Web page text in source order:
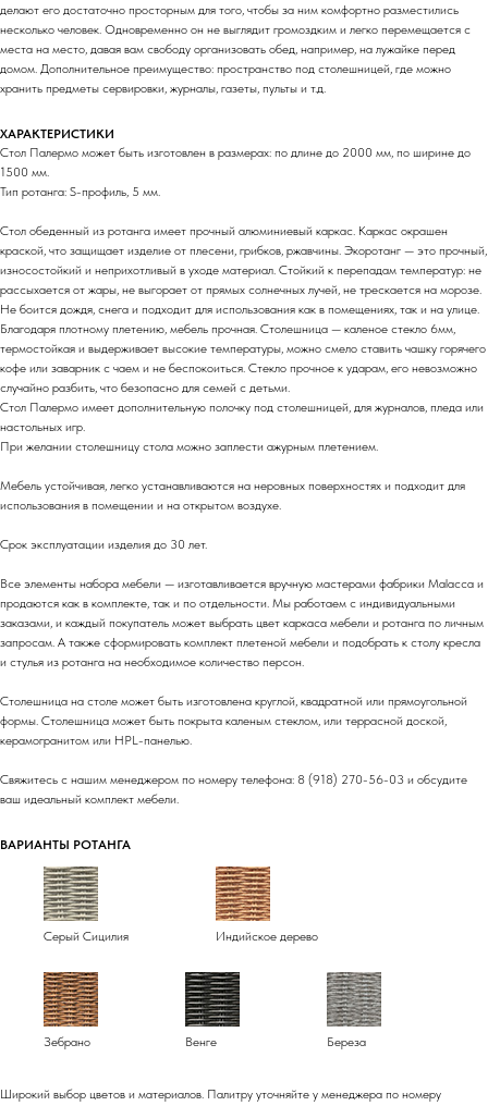
делают его достаточно просторным для того, чтобы за ним комфортно разместились
несколько человек. Одновременно он не выглядит громоздким и легко перемещается с
места на место, давая вам свободу организовать обед, например, на лужайке перед
домом. Дополнительное преимущество: пространство под столешницей, где можно
хранить предметы сервировки, журналы, газеты, пульты и т.д.
ХАРАКТЕРИСТИКИ
Стол Палермо может быть изготовлен в размерах: по длине до 2000 мм, по ширине до
1500 мм.
Тип ротанга: S-профиль, 5 мм.
Стол обеденный из ротанга имеет прочный алюминиевый каркас. Каркас окрашен
краской, что защищает изделие от плесени, грибков, ржавчины. Экоротанг — это прочный,
износостойкий и неприхотливый в уходе материал. Стойкий к перепадам температур: не
рассыхается от жары, не выгорает от прямых солнечных лучей, не трескается на морозе.
Не боится дождя, снега и подходит для использования как в помещениях, так и на улице.
Благодаря плотному плетению, мебель прочная. Столешница — каленое стекло 6мм,
термостойкая и выдерживает высокие температуры, можно смело ставить чашку горячего
кофе или заварник с чаем и не беспокоиться. Стекло прочное к ударам, его невозможно
случайно разбить, что безопасно для семей с детьми.
Стол Палермо имеет дополнительную полочку под столешницей, для журналов, пледа или
настольных игр.
При желании столешницу стола можно заплести ажурным плетением.
Мебель устойчивая, легко устанавливаются на неровных поверхностях и подходит для
использования в помещении и на открытом воздухе.
Срок эксплуатации изделия до 30 лет.
Все элементы набора мебели — изготавливается вручную мастерами фабрики Malacca и
продаются как в комплекте, так и по отдельности. Мы работаем с индивидуальными
заказами, и каждый покупатель может выбрать цвет каркаса мебели и ротанга по личным
запросам. А также сформировать комплект плетеной мебели и подобрать к столу кресла
и стулья из ротанга на необходимое количество персон.
Столешница на столе может быть изготовлена круглой, квадратной или прямоугольной
формы. Столешница может быть покрыта каленым стеклом, или террасной доской,
керамогранитом или HPL-панелью.
Свяжитесь с нашим менеджером по номеру телефона: 8 (918) 270-56-03 и обсудите
ваш идеальный комплект мебели.
ВАРИАНТЫ РОТАНГА
Серый Сицилия Индийское дерево
Зебрано Венге Береза
Широкий выбор цветов и материалов. Палитру уточняйте у менеджера по номеру